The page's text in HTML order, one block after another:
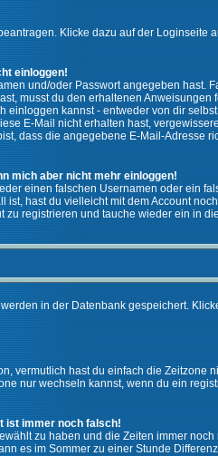
Klicke dazu auf der Loginseite
einloggen!
und/oder Passwort angegeben hast.
musst du den erhaltenen Anweisungen
einloggen kannst - entweder von dir
E-Mail nicht erhalten hast,
dass die angegebene E-Mail-Adresse
mich aber nicht mehr einloggen!
einen falschen Usernamen oder ein
ist, hast du vielleicht mit dem Account
zu registrieren und tauche wieder ein in
in der Datenbank gespeichert.
vermutlich hast du einfach die
nur wechseln kannst, wenn du ein
ist immer noch falsch!
zu haben und die Zeiten immer
es im Sommer zu einer Stunde